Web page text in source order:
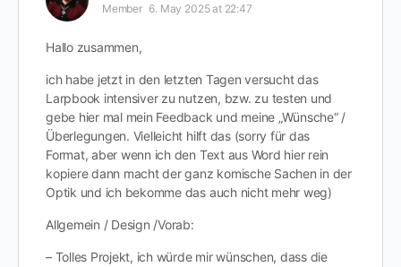
Member 6. May 2025 at 22:47
Hallo zusammen,
ich habe jetzt in den letzten Tagen versucht das
Larpbook intensiver zu nutzen, bzw. zu testen und
gebe hier mal mein Feedback und meine „Wünsche“ /
Überlegungen. Vielleicht hilft das (sorry für das
Format, aber wenn ich den Text aus Word hier rein
kopiere dann macht der ganz komische Sachen in der
Optik und ich bekomme das auch nicht mehr weg)
Allgemein / Design /Vorab:
– Tolles Projekt, ich würde mir wünschen, dass die